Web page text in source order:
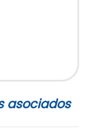
asociados